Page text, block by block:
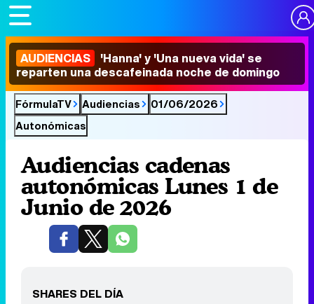
AUDIENCIAS 'Hanna' y 'Una nueva vida' se
reparten una descafeinada noche de domingo
FórmulaTV Audiencias
01/06/2026
Autonómicas
Audiencias cadenas
autonómicas Lunes 1 de
Junio de 2026
SHARES DEL DÍA